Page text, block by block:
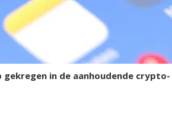
in de aanhoudende crypto-